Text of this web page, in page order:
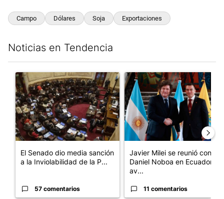
Campo Dólares Soja Exportaciones
Noticias en Tendencia
Un artículo de tendencia con el título "El Senado dio media
El Senado dio media sanción
a la Inviolabilidad de la P...
57 comentarios
Un artículo de tendencia con
Javier Milei se reunió con
Daniel Noboa en Ecuador y
av...
11 comentarios